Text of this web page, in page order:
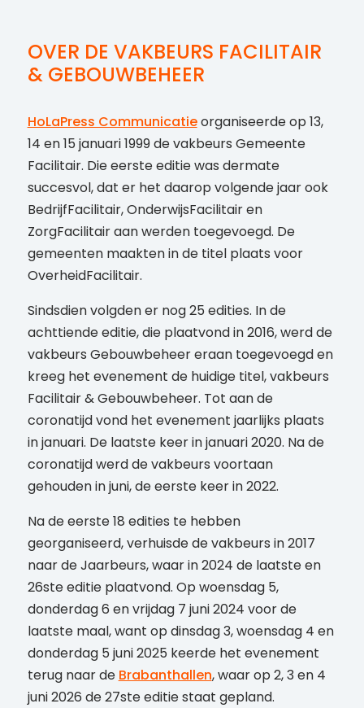
OVER DE VAKBEURS FACILITAIR
& GEBOUWBEHEER
HoLaPress Communicatieorganiseerde op 13,
14 en 15 januari 1999 de vakbeurs Gemeente
Facilitair. Die eerste editie was dermate
succesvol, dat er het daarop volgende jaar ook
BedrijfFacilitair, OnderwijsFacilitair en
ZorgFacilitair aan werden toegevoegd. De
gemeenten maakten in de titel plaats voor
OverheidFacilitair.
Sindsdien volgden er nog 25 edities. In de
achttiende editie, die plaatvond in 2016, werd de
vakbeurs Gebouwbeheer eraan toegevoegd en
kreeg het evenement de huidige titel, vakbeurs
Facilitair & Gebouwbeheer. Tot aan de
coronatijd vond het evenement jaarlijks plaats
in januari. De laatste keer in januari 2020. Na de
coronatijd werd de vakbeurs voortaan
gehouden in juni, de eerste keer in 2022.
Na de eerste 18 edities te hebben
georganiseerd, verhuisde de vakbeurs in 2017
naar de Jaarbeurs, waar in 2024 de laatste en
26ste editie plaatvond. Op woensdag 5,
donderdag 6 en vrijdag 7 juni 2024 voor de
laatste maal, want op dinsdag 3, woensdag 4 en
donderdag 5 juni 2025 keerde het evenement
terug naar de Brabanthallen, waar op 2, 3 en 4
juni 2026 de 27ste editie staat gepland.